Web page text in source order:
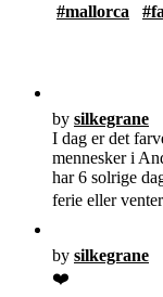
#mallorca
by silkegrane
I dag er det
mennesker i
har 6 solrige
ferie eller
by silkegrane
❤️